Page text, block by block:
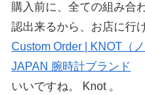
購入前に、全ての組み合
認出来るから、お店に行
Custom Order | KNOT（
JAPAN 腕時計ブランド
いいですね。 Knot 。